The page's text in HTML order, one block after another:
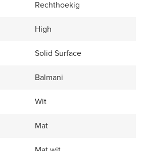
Rechthoekig
High
Solid Surface
Balmani
Wit
Mat